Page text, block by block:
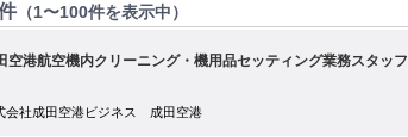
（1〜100件を表示中）
空港航空機内クリーニング・機用品セッティング業務スタッフ
会社成田空港ビジネス 成田空港